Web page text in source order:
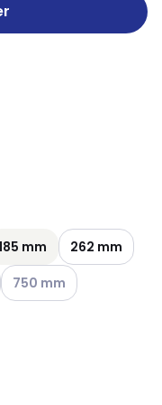
disponibles
mm
262 mm
disponibles
Voir les options
750 mm